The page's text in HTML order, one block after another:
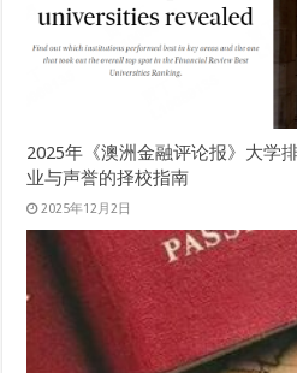
2025年《澳洲金融评论报》大学
业与声誉的择校指南
2025年12月2日